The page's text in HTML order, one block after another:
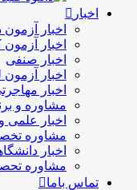
اخبار
اخبار
اخبار
اخبار صنفی
اخبار
اخبار
مشاوره و
اخبار
مشاوره
اخبار
مشاوره
تماس باما